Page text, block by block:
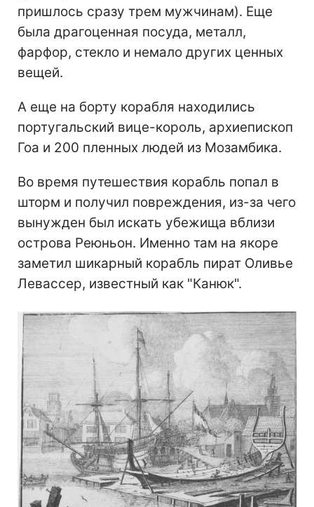
пришлось сразу трем мужчинам). Еще
была драгоценная посуда, металл,
фарфор, стекло и немало других ценных
вещей.
А еще на борту корабля находились
португальский вице-король, архиепископ
Гоа и 200 пленных людей из Мозамбика.
Во время путешествия корабль попал в
шторм и получил повреждения, из-за чего
вынужден был искать убежища вблизи
острова Реюньон. Именно там на якоре
заметил шикарный корабль пират Оливье
Левассер, известный как "Канюк".